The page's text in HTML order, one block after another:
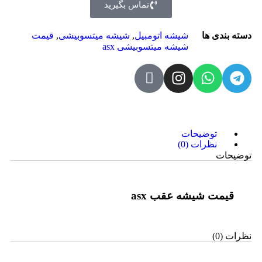
تماس بگیرید
دسته بندی ها شیشه اتومبیل, شیشه میتسوبیشی, قیمت
شیشه میتسوبیشی asx
توضیحات
نظرات (0)
توضیحات
قیمت شیشه عقب asx
نظرات (0)